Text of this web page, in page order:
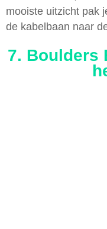
mooiste uitzicht pak
de kabelbaan naar
7. Boulders